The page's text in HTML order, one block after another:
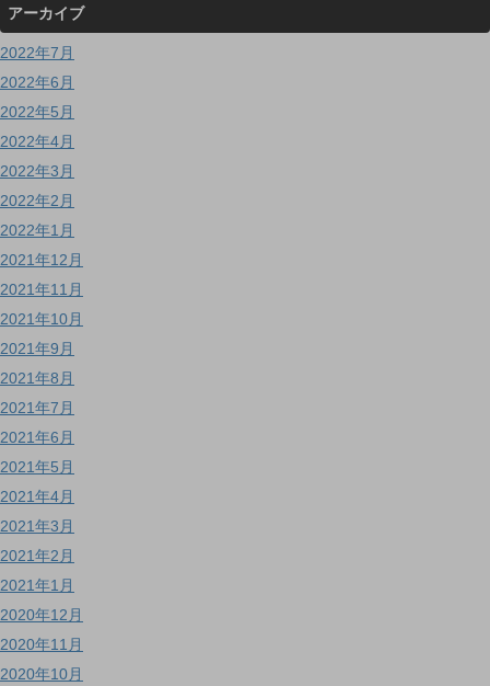
アーカイブ
2022年7月
2022年6月
2022年5月
2022年4月
2022年3月
2022年2月
2022年1月
2021年12月
2021年11月
2021年10月
2021年9月
2021年8月
2021年7月
2021年6月
2021年5月
2021年4月
2021年3月
2021年2月
2021年1月
2020年12月
2020年11月
2020年10月